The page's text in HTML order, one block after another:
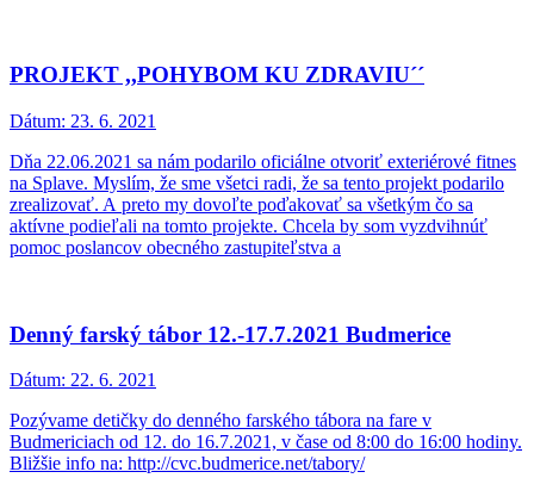
PROJEKT ,,POHYBOM KU ZDRAVIU´´
Dátum: 23. 6. 2021
Dňa 22.06.2021 sa nám podarilo oficiálne otvoriť exteriérové fitnes
na Splave. Myslím, že sme všetci radi, že sa tento projekt podarilo
zrealizovať. A preto my dovoľte poďakovať sa všetkým čo sa
aktívne podieľali na tomto projekte. Chcela by som vyzdvihnúť
pomoc poslancov obecného zastupiteľstva a
Denný farský tábor 12.-17.7.2021 Budmerice
Dátum: 22. 6. 2021
Pozývame detičky do denného farského tábora na fare v
Budmericiach od 12. do 16.7.2021, v čase od 8:00 do 16:00 hodiny.
Bližšie info na: http://cvc.budmerice.net/tabory/